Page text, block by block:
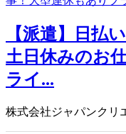
【派遣】日払
土日休みのお
ライ...
株式会社ジャパンクリ